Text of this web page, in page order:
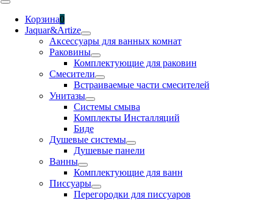
Toggle
NavigationКорзина0
Jaquar&Artize
Аксессуары для ванных комнат
Раковины
Комплектующие для раковин
Смесители
Встраиваемые части смесителей
Унитазы
Системы смыва
Комплекты Инсталляций
Биде
Душевые системы
Душевые панели
Ванны
Комплектующие для ванн
Писсуары
Перегородки для писсуаров